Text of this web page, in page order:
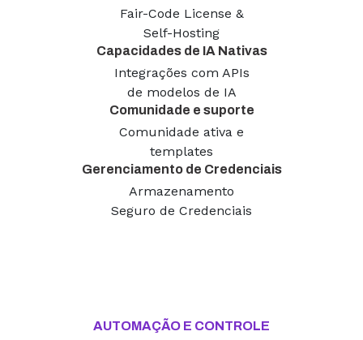
Fair-Code License &
Self-Hosting
Capacidades de IA Nativas
Integrações com APIs
de modelos de IA
Comunidade e suporte
Comunidade ativa e
templates
Gerenciamento de Credenciais
Armazenamento
Seguro de Credenciais
AUTOMAÇÃO E CONTROLE